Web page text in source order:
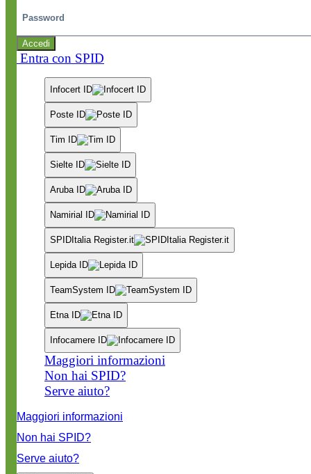
Accedi
Entra con SPID
Infocert ID
Poste ID
Tim ID
Sielte ID
Aruba ID
Namirial ID
SPIDItalia Register.it
Lepida ID
TeamSystem ID
Etna ID
Infocamere ID
Maggiori informazioni
Non hai SPID?
Serve aiuto?
Maggiori informazioni
Non hai SPID?
Serve aiuto?